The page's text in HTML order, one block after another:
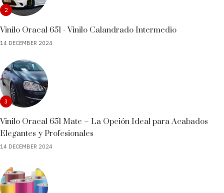
2
Vinilo Oracal 651 - Vinilo Calandrado Intermedio
14 DECEMBER 2024
3
Vinilo Oracal 651 Mate – La Opción Ideal para Acabados
Elegantes y Profesionales
14 DECEMBER 2024